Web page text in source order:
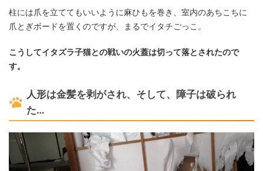
柱には爪を立ててもいいように麻ひもを巻き、室内のあちこちに
爪とぎボードを置くのですが、まるでイタチごっこ。
こうしてイタズラ子猫との戦いの火蓋は切って落とされたので
す。
人形は金髪を剥がされ、そして、障子は破られ
た…